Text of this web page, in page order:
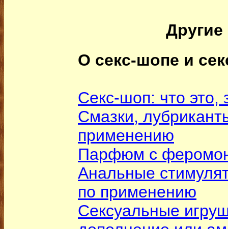
Другие
О секс-шопе и
Секс-шоп: что это,
Смазки,
применению
Парфюм с
Анальные
по применению
Сексуальные